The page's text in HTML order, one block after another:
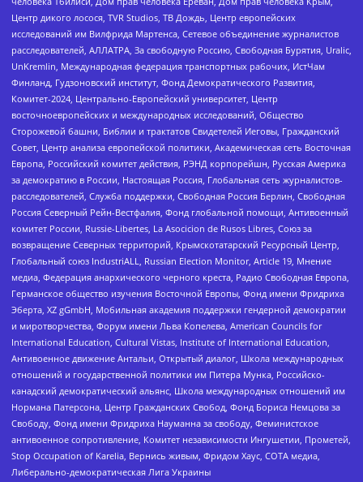
Центр дикого лосося, TVR Studios, ТВ Дождь, Центр европейских
исследований им Вилфрида Мартенса, Сетевое объединение журналистов
расследователей, АЛЛАТРА, За свободную Россию, Свободная Бурятия, Uralic,
UnKremlin, Международная федерация транспортных рабочих, ИстЧам
Финланд, Гудзоновский институт, Фонд Демократического Развития,
Комитет-2024, Центрально-Европейский университет, Центр
восточноевропейских и международных исследований, Общество
Сторожевой башни, Библии и трактатов Свидетелей Иеговы, Гражданский
Совет, Центр анализа европейской политики, Академическая сеть Восточная
Европа, Российский комитет действия, РЭНД корпорейшн, Русская Америка
за демократию в России, Настоящая Россия, Глобальная сеть журналистов-
расследователей, Служба поддержки, Свободная Россия Берлин, Свободная
Россия Северный Рейн-Вестфалия, Фонд глобальной помощи, Антивоенный
комитет России, Russie-Libertes, La Asocicion de Rusos Libres, Союз за
возвращение Северных территорий, Крымскотатарский Ресурсный Центр,
Глобальный союз IndustriALL, Russian Election Monitor, Article 19, Мнение
медиа, Федерация анархического черного креста, Радио Свободная Европа,
Германское общество изучения Восточной Европы, Фонд имени Фридриха
Эберта, XZ gGmbH, Мобильная академия поддержки гендерной демократии
и миротворчества, Форум имени Льва Копелева, American Councils for
International Education, Cultural Vistas, Institute of International Education,
Антивоенное движение Антальи, Открытый диалог, Школа международных
отношений и государственной политики им Питера Мунка, Российско-
канадский демократический альянс, Школа международных отношений им
Нормана Патерсона, Центр Гражданских Свобод, Фонд Бориса Немцова за
Свободу, Фонд имени Фридриха Науманна за свободу, Феминистское
антивоенное сопротивление, Комитет независимости Ингушетии, Прометей,
Stop Occupation of Karelia, Вернись живым, Фридом Хаус, СОТА медиа,
Либерально-демократическая Лига Украины